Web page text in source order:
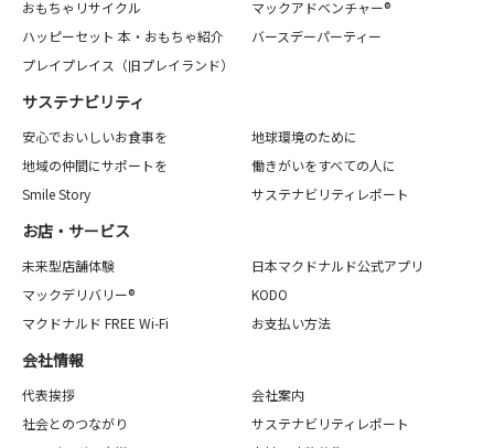
おもちゃリサイクル
マックアドベンチャー®
ハッピーセット 本・おもちゃ紹介
バースデーパーティー
プレイプレイス（旧プレイランド）
サステナビリティ
安心でおいしいお食事を
地球環境のために
地域の仲間にサポートを
働きがいをすべての人に
Smile Story
サステナビリティレポート
お店・サービス
未来型店舗体験
日本マクドナルド公式アプリ
マックデリバリー®
KODO
マクドナルド FREE Wi-Fi
お支払い方法
会社情報
代表挨拶
会社案内
社会とのつながり
サステナビリティレポート